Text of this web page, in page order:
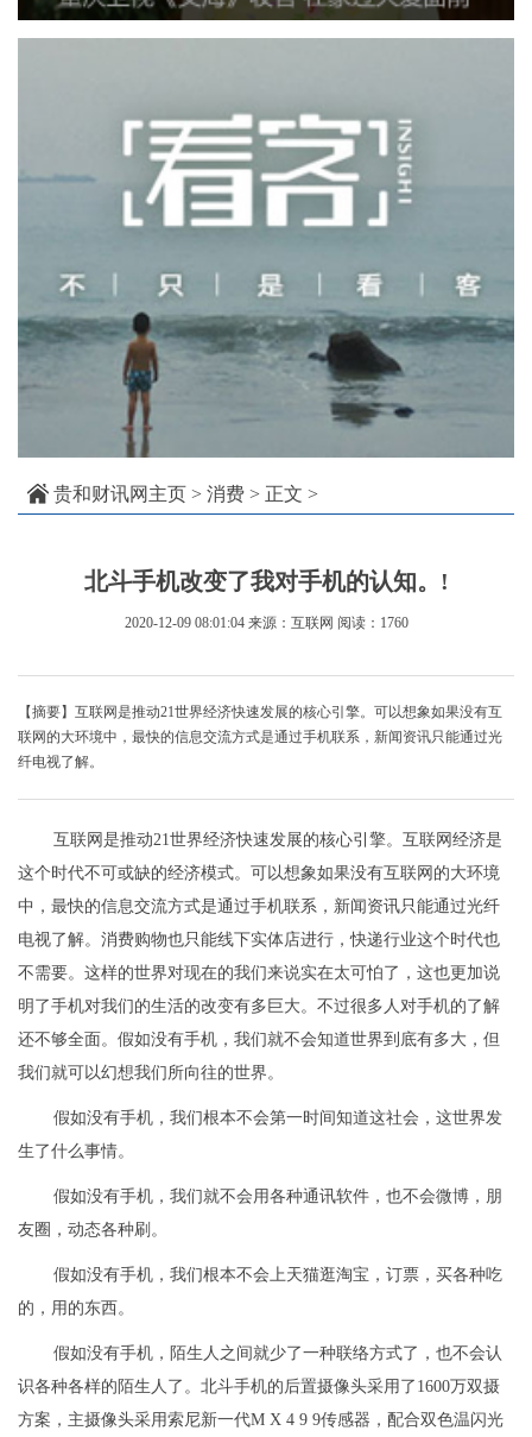
贵和财讯网主页 > 消费 > 正文 >
北斗手机改变了我对手机的认知。!
2020-12-09 08:01:04 来源：互联网 阅读：1760
【摘要】互联网是推动21世界经济快速发展的核心引擎。可以想象如果没有互
联网的大环境中，最快的信息交流方式是通过手机联系，新闻资讯只能通过光
纤电视了解。
互联网是推动21世界经济快速发展的核心引擎。互联网经济是
这个时代不可或缺的经济模式。可以想象如果没有互联网的大环境
中，最快的信息交流方式是通过手机联系，新闻资讯只能通过光纤
电视了解。消费购物也只能线下实体店进行，快递行业这个时代也
不需要。这样的世界对现在的我们来说实在太可怕了，这也更加说
明了手机对我们的生活的改变有多巨大。不过很多人对手机的了解
还不够全面。假如没有手机，我们就不会知道世界到底有多大，但
我们就可以幻想我们所向往的世界。
假如没有手机，我们根本不会第一时间知道这社会，这世界发
生了什么事情。
假如没有手机，我们就不会用各种通讯软件，也不会微博，朋
友圈，动态各种刷。
假如没有手机，我们根本不会上天猫逛淘宝，订票，买各种吃
的，用的东西。
假如没有手机，陌生人之间就少了一种联络方式了，也不会认
识各种各样的陌生人了。北斗手机的后置摄像头采用了1600万双摄
方案，主摄像头采用索尼新一代M X 4 9 9传感器，配合双色温闪光